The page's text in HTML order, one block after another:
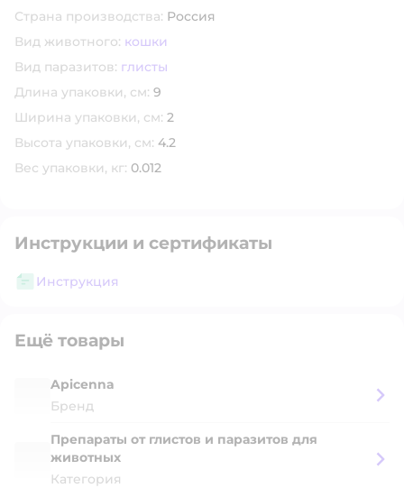
Страна производства: Россия
Вид животного: кошки
Вид паразитов: глисты
Длина упаковки, см: 9
Ширина упаковки, см: 2
Высота упаковки, см: 4.2
Вес упаковки, кг: 0.012
Инструкции и сертификаты
Инструкция
Ещё товары
Apicenna
Бренд
Препараты от глистов и паразитов для
животных
Категория